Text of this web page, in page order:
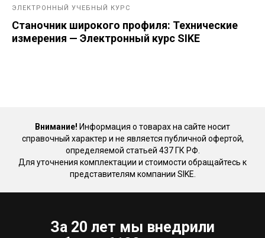
ЭЛЕКТРОННЫЙ УЧЕБНЫЙ КУРС
Станочник широкого профиля: Технические
измерения — Электронный курс SIKE
Внимание! Информация о товарах на сайте носит
справочный характер и не является публичной офертой,
определяемой статьей 437 ГК РФ.
Для уточнения комплектации и стоимости обращайтесь к
представителям компании SIKE.
За 20 лет мы внедрили